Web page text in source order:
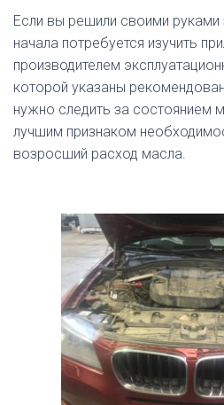
Если вы решили своими руками
начала потребуется изучить
производителем
которой указаны
нужно следить за состоянием
лучшим признаком
возросший расход масла.